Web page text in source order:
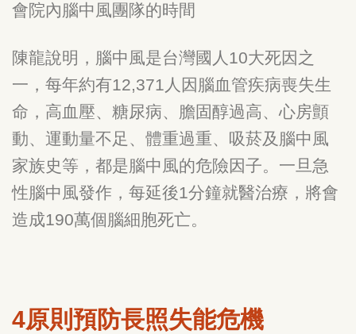
會院內腦中風團隊的時間
陳龍說明，腦中風是台灣國人10大死因之
一，每年約有12,371人因腦血管疾病喪失生
命，高血壓、糖尿病、膽固醇過高、心房顫
動、運動量不足、體重過重、吸菸及腦中風
家族史等，都是腦中風的危險因子。一旦急
性腦中風發作，每延後1分鐘就醫治療，將會
造成190萬個腦細胞死亡。
4原則預防長照失能危機